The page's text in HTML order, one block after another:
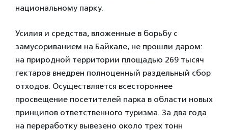
национальному парку.
Усилия и средства, вложенные в борьбу с
замусориванием на Байкале, не прошли даром:
на природной территории площадью 269 тысяч
гектаров внедрен полноценный раздельный сбор
отходов. Осуществляется всестороннее
просвещение посетителей парка в области новых
принципов ответственного туризма. За два года
на переработку вывезено около трех тонн